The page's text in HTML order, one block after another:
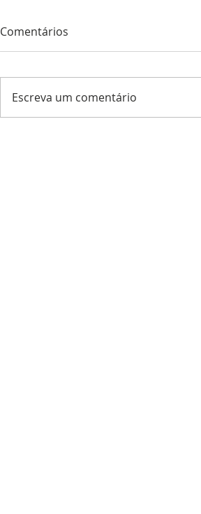
Comentários
Escreva um comentário